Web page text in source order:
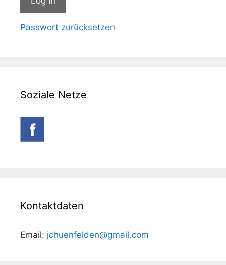
Passwort zurücksetzen
Soziale Netze
Kontaktdaten
Email: jchuenfelden@gmail.com